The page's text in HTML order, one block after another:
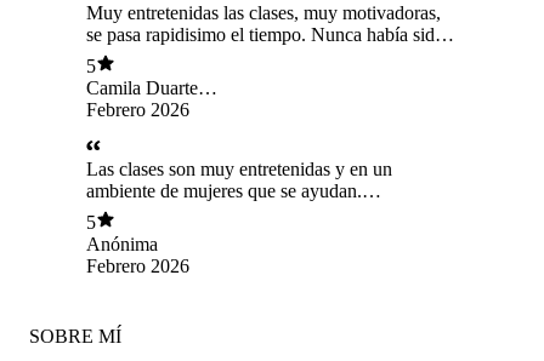
Muy entretenidas las clases, muy motivadoras,
se pasa rapidisimo el tiempo. Nunca había sido
tan entrete (para mí) realizar ejercicio. La profe
está siempre muy pendiente. Recomendadas al
1000000000%
5
Camila Duarte
Nuñez
Febrero 2026
Las clases son muy entretenidas y en un
ambiente de mujeres que se ayudan.
Recomendada 100%
5
Anónima
Febrero 2026
SOBRE MÍ